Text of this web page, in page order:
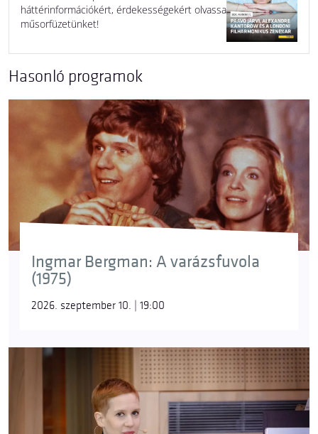
háttérinformációkért, érdekességekért olvassa
műsorfüzetünket!
Hasonló programok
Ingmar Bergman: A varázsfuvola
(1975)
2026. szeptember 10. | 19:00